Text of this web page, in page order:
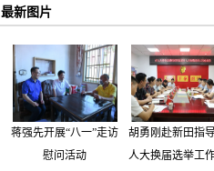
最新图片
蒋强先开展“八一”走访
慰问活动
胡勇刚赴新田指
人大换届选举工